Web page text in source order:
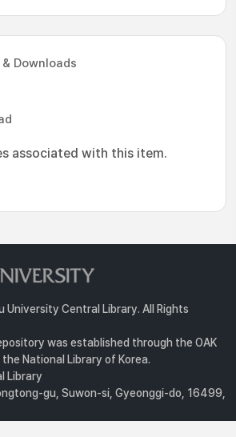
Downloads
associated with this item.
Central Library. All Rights
was established through the OAK
National Library of Korea.
Library
gu, Suwon-si, Gyeonggi-do, 16499,